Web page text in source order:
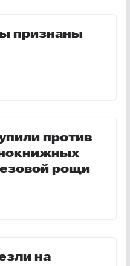
признаны
против
рощи
на